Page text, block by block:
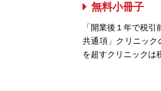
無料小冊子
「開業後１年で税
共通項」クリニック
を超すクリニックは